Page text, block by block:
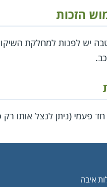
הזכות
יש לפנות למחלקת
פעמי (ניתן לנצל אותו
איבה